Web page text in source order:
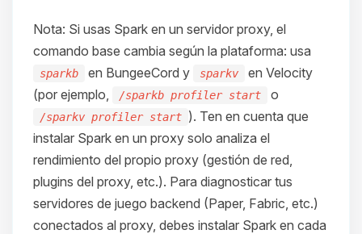
Nota: Si usas Spark en un servidor proxy, el
comando base cambia según la plataforma: usa
sparkb en BungeeCord y sparkv
en Velocity
(por ejemplo,
/sparkb profiler start o
/sparkv profiler start ). Ten en cuenta que
instalar Spark en un proxy solo analiza el
rendimiento del propio proxy (gestión de red,
plugins del proxy, etc.). Para diagnosticar tus
servidores de juego backend (Paper, Fabric, etc.)
conectados al proxy, debes instalar Spark en cada